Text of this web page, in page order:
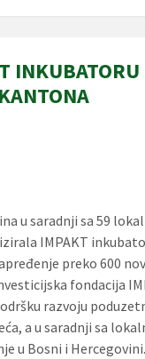
INKUBATORU
u saradnji sa 59
IMPAKT
preko 600
fondacija
razvoju
a u saradnji sa
u Bosni i